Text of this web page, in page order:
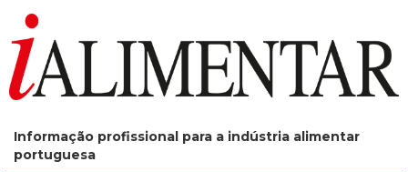
Informação profissional para a indústria alimentar
portuguesa